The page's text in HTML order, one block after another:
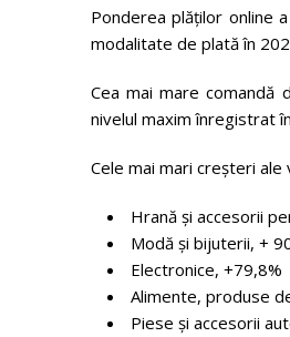
Ponderea plăților online
modalitate de plată în
Cea mai mare comandă
nivelul maxim înregistrat
Cele mai mari creșteri
Hrană și accesorii
Modă și bijuterii, +
Electronice, +79,8%
Alimente, produse
Piese și accesorii